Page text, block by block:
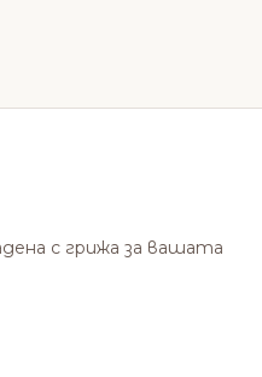
с грижа за вашата